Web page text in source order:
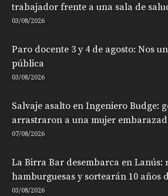
trabajador frente a una sala de
03/08/2026
Paro docente 3 y 4 de agosto: Nos
pública
03/08/2026
Salvaje asalto en Ingeniero Budge:
arrastraron a una mujer
07/08/2026
La Birra Bar desembarca en Lanús:
hamburguesas y sortearán 10 años
03/08/2026